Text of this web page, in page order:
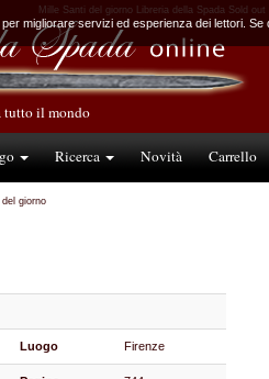
Mille Santi del giorno Libreria della Spada Sold
tutto il mondo
Ricerca Novità Carrello
giorno
Luogo Firenze
migliorare servizi ed esperienza dei lettori.